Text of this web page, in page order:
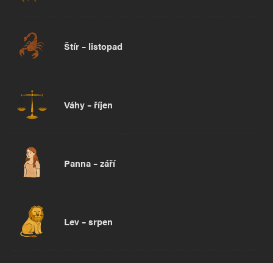
Štír – listopad
Váhy – říjen
Panna – září
Lev – srpen